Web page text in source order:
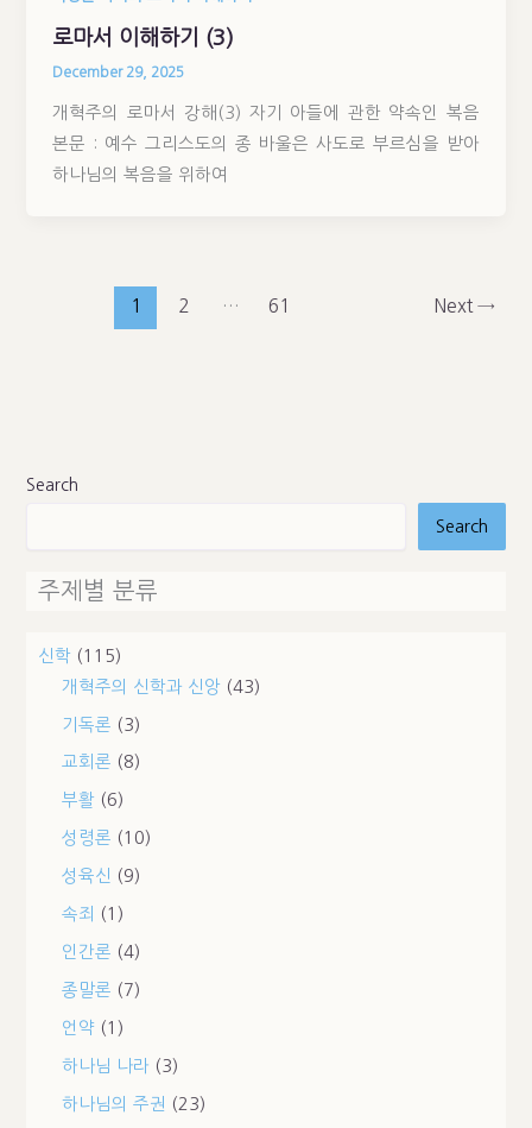
로마서 이해하기 (3)
December 29, 2025
개혁주의 로마서 강해(3) 자기 아들에 관한 약속인 복음
본문 : 예수 그리스도의 종 바울은 사도로 부르심을 받아
하나님의 복음을 위하여
1 2 … 61 Next →
Search
Search
주제별 분류
신학 (115)
개혁주의 신학과 신앙 (43)
기독론 (3)
교회론 (8)
부활 (6)
성령론 (10)
성육신 (9)
속죄 (1)
인간론 (4)
종말론 (7)
언약 (1)
하나님 나라 (3)
하나님의 주권 (23)